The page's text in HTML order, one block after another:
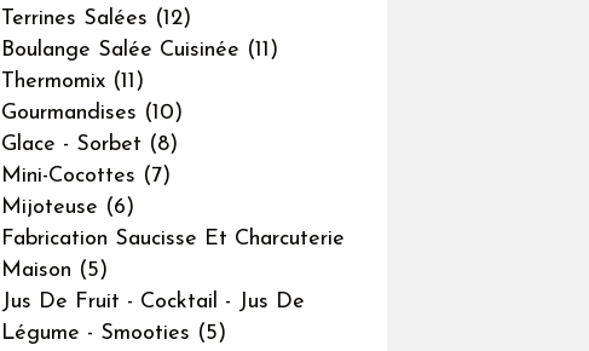
Terrines Salées (12)
Boulange Salée Cuisinée (11)
Thermomix (11)
Gourmandises (10)
Glace - Sorbet (8)
Mini-Cocottes (7)
Mijoteuse (6)
Fabrication Saucisse Et Charcuterie
Maison (5)
Jus De Fruit - Cocktail - Jus De
Légume - Smooties (5)